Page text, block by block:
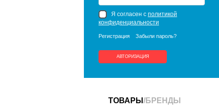
Я согласен с политикой
конфиденциальности
Регистрация Забыли пароль?
АВТОРИЗАЦИЯ
ТОВАРЫ /БРЕНДЫ